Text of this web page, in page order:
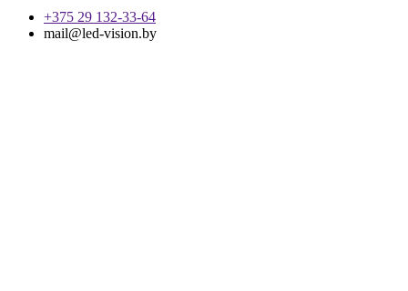
+375 29 132-33-64
mail@led-vision.by